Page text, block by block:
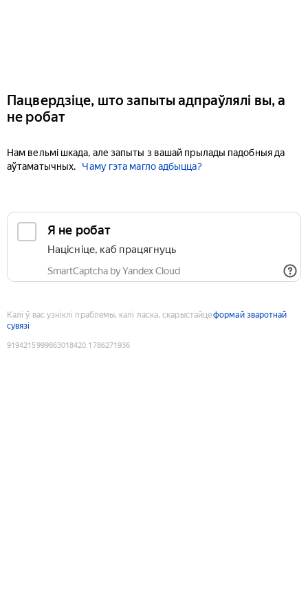
Пацвердзіце, што запыты адпраўлялі вы, а
не робат
Нам вельмі шкада, але запыты з вашай прылады падобныя да
аўтаматычных.
Чаму гэта магло адбыцца?
Я не робат
Націсніце, каб працягнуць
SmartCaptcha by Yandex Cloud
Калі ў вас узніклі праблемы, калі ласка, скарыстайцеформай зваротнай
сувязі
9194215999863018420:1786271936